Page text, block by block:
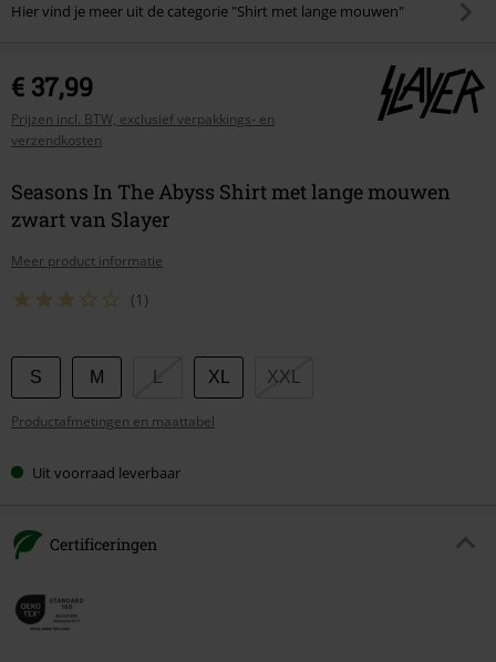
Hier vind je meer uit de categorie "Shirt met lange mouwen"
€ 37,99
Prijzen incl. BTW, exclusief verpakkings- en
verzendkosten
Seasons In The Abyss Shirt met lange mouwen
zwart van Slayer
Meer product informatie
(1)
Kies
je
maat
S M XL XXL
Productafmetingen en maattabel
Uit voorraad leverbaar
Certificeringen